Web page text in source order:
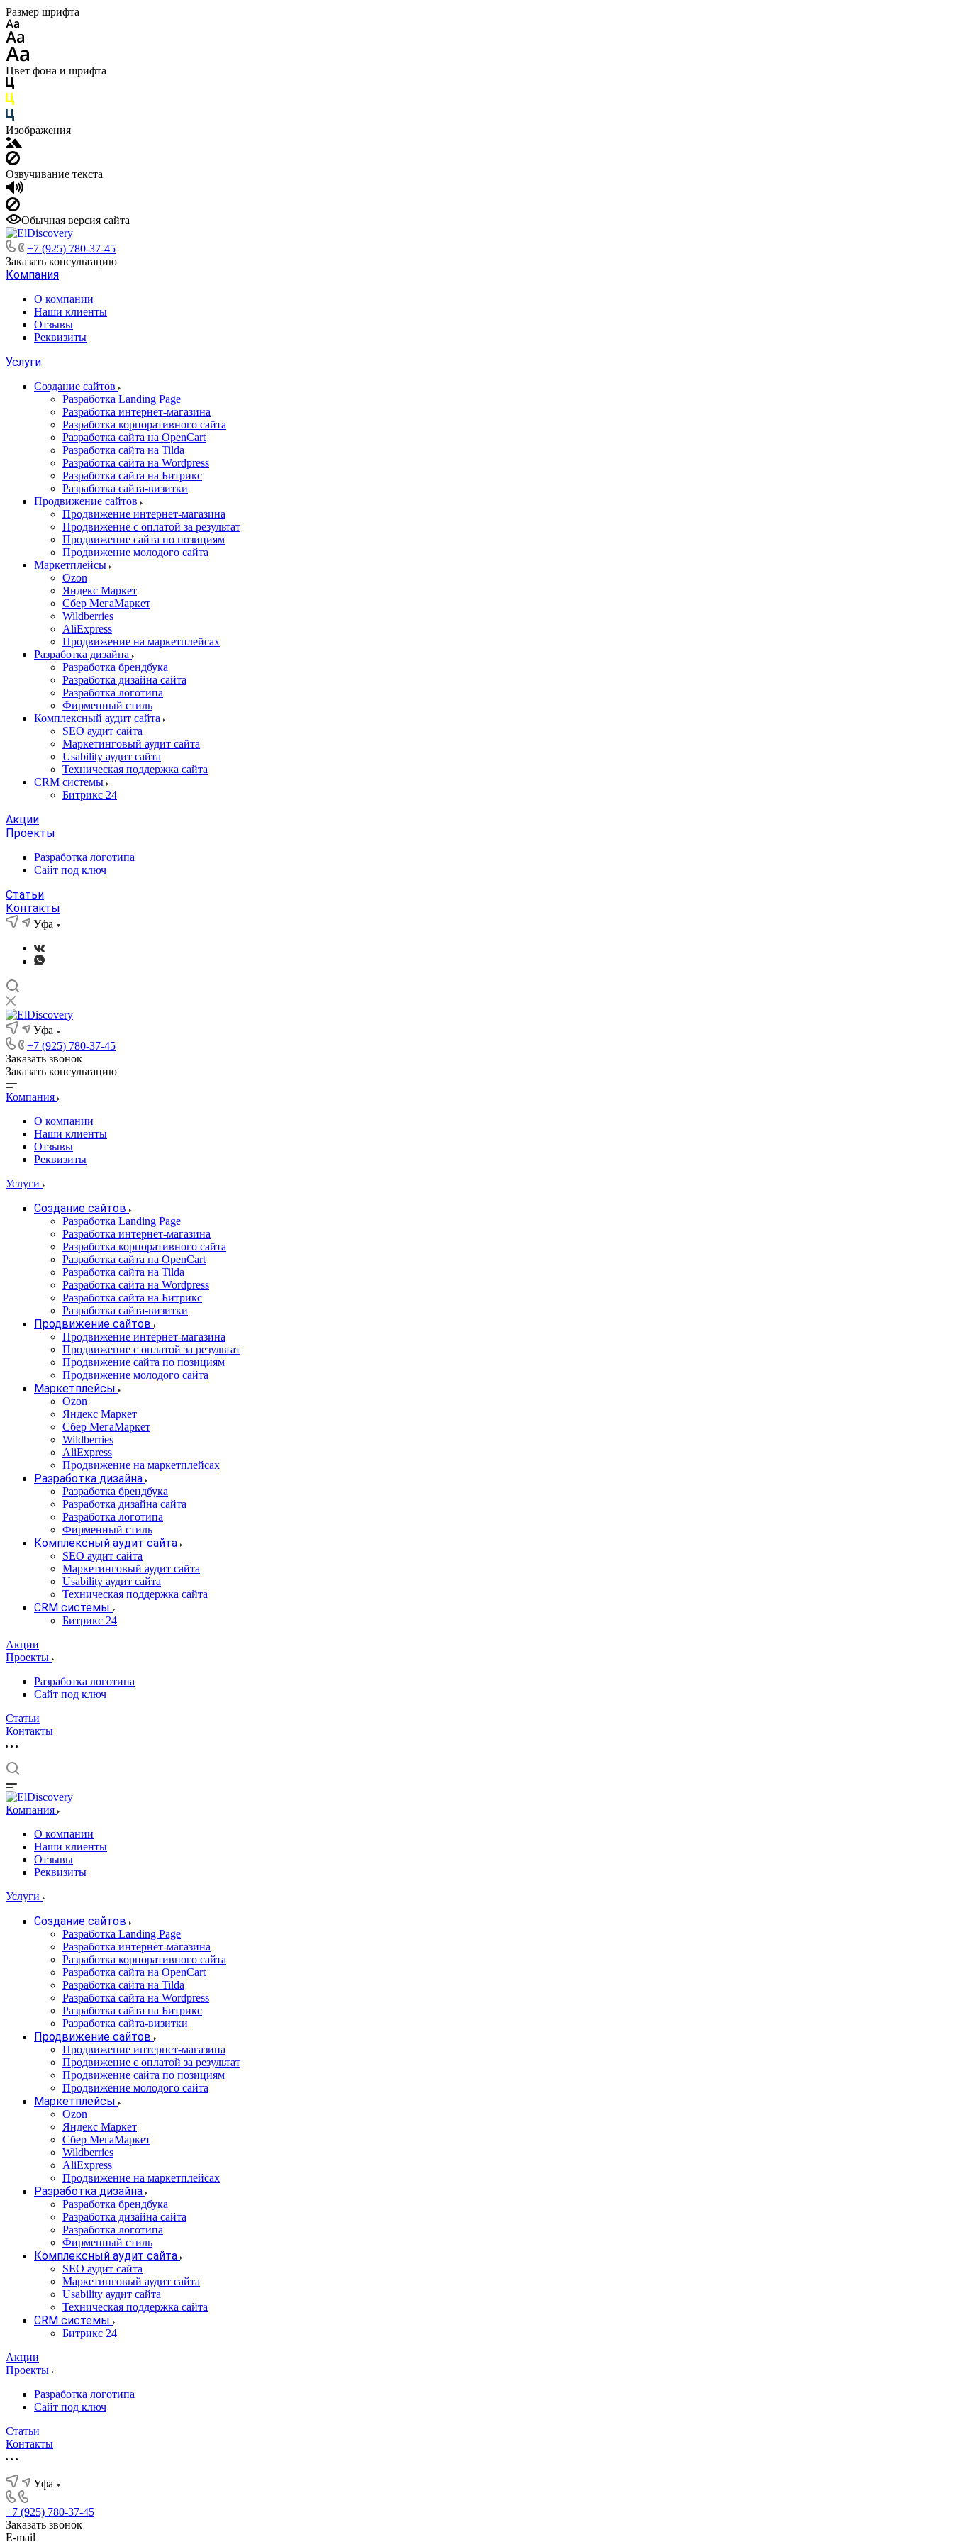
Размер шрифта
Цвет фона и шрифта
Изображения
Озвучивание текста
Обычная версия сайта
+7 (925) 780-37-45
Заказать консультацию
Компания
О компании
Наши клиенты
Отзывы
Реквизиты
Услуги
Создание сайтов
Разработка Landing Page
Разработка интернет-магазина
Разработка корпоративного сайта
Разработка сайта на OpenCart
Разработка сайта на Tilda
Разработка сайта на Wordpress
Разработка сайта на Битрикс
Разработка сайта-визитки
Продвижение сайтов
Продвижение интернет-магазина
Продвижение с оплатой за результат
Продвижение сайта по позициям
Продвижение молодого сайта
Маркетплейсы
Ozon
Яндекс Маркет
Сбер МегаМаркет
Wildberries
AliExpress
Продвижение на маркетплейсах
Разработка дизайна
Разработка брендбука
Разработка дизайна сайта
Разработка логотипа
Фирменный стиль
Комплексный аудит сайта
SEO аудит сайта
Маркетинговый аудит сайта
Usability аудит сайта
Техническая поддержка сайта
CRM системы
Битрикс 24
Акции
Проекты
Разработка логотипа
Сайт под ключ
Статьи
Контакты
Уфа
Уфа
+7 (925) 780-37-45
Заказать звонок
Заказать консультацию
Компания
О компании
Наши клиенты
Отзывы
Реквизиты
Услуги
Создание сайтов
Разработка Landing Page
Разработка интернет-магазина
Разработка корпоративного сайта
Разработка сайта на OpenCart
Разработка сайта на Tilda
Разработка сайта на Wordpress
Разработка сайта на Битрикс
Разработка сайта-визитки
Продвижение сайтов
Продвижение интернет-магазина
Продвижение с оплатой за результат
Продвижение сайта по позициям
Продвижение молодого сайта
Маркетплейсы
Ozon
Яндекс Маркет
Сбер МегаМаркет
Wildberries
AliExpress
Продвижение на маркетплейсах
Разработка дизайна
Разработка брендбука
Разработка дизайна сайта
Разработка логотипа
Фирменный стиль
Комплексный аудит сайта
SEO аудит сайта
Маркетинговый аудит сайта
Usability аудит сайта
Техническая поддержка сайта
CRM системы
Битрикс 24
Акции
Проекты
Разработка логотипа
Сайт под ключ
Статьи
Контакты
Компания
О компании
Наши клиенты
Отзывы
Реквизиты
Услуги
Создание сайтов
Разработка Landing Page
Разработка интернет-магазина
Разработка корпоративного сайта
Разработка сайта на OpenCart
Разработка сайта на Tilda
Разработка сайта на Wordpress
Разработка сайта на Битрикс
Разработка сайта-визитки
Продвижение сайтов
Продвижение интернет-магазина
Продвижение с оплатой за результат
Продвижение сайта по позициям
Продвижение молодого сайта
Маркетплейсы
Ozon
Яндекс Маркет
Сбер МегаМаркет
Wildberries
AliExpress
Продвижение на маркетплейсах
Разработка дизайна
Разработка брендбука
Разработка дизайна сайта
Разработка логотипа
Фирменный стиль
Комплексный аудит сайта
SEO аудит сайта
Маркетинговый аудит сайта
Usability аудит сайта
Техническая поддержка сайта
CRM системы
Битрикс 24
Акции
Проекты
Разработка логотипа
Сайт под ключ
Статьи
Контакты
Уфа
+7 (925) 780-37-45
Заказать звонок
E-mail